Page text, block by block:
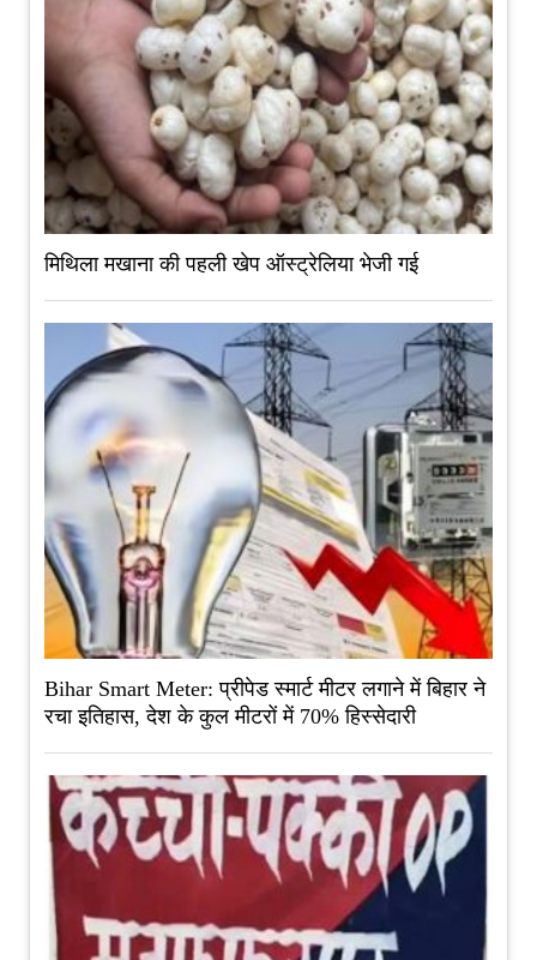
मिथिला मखाना की पहली खेप ऑस्ट्रेलिया भेजी गई
Bihar Smart Meter: प्रीपेड स्मार्ट मीटर लगाने में बिहार ने
रचा इतिहास, देश के कुल मीटरों में 70% हिस्सेदारी